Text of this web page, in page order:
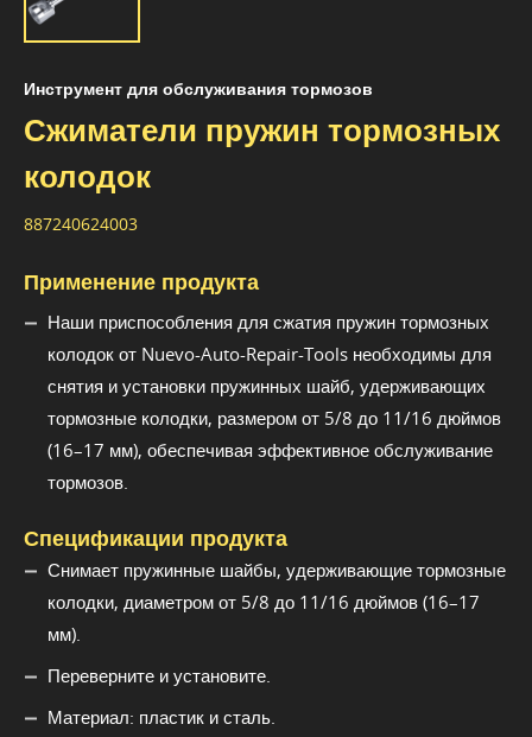
Инструмент для обслуживания тормозов
Сжиматели пружин тормозных
колодок
887240624003
Применение продукта
Наши приспособления для сжатия пружин тормозных
колодок от Nuevo-Auto-Repair-Tools необходимы для
снятия и установки пружинных шайб, удерживающих
тормозные колодки, размером от 5/8 до 11/16 дюймов
(16–17 мм), обеспечивая эффективное обслуживание
тормозов.
Спецификации продукта
Снимает пружинные шайбы, удерживающие тормозные
колодки, диаметром от 5/8 до 11/16 дюймов (16–17
мм).
Переверните и установите.
Материал: пластик и сталь.